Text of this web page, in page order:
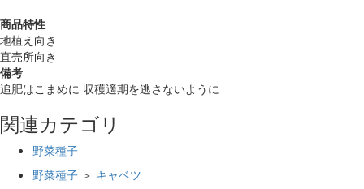
商品特性
地植え向き
直売所向き
備考
追肥はこまめに 収穫適期を逃さないように
関連カテゴリ
野菜種子
野菜種子 ＞ キャベツ